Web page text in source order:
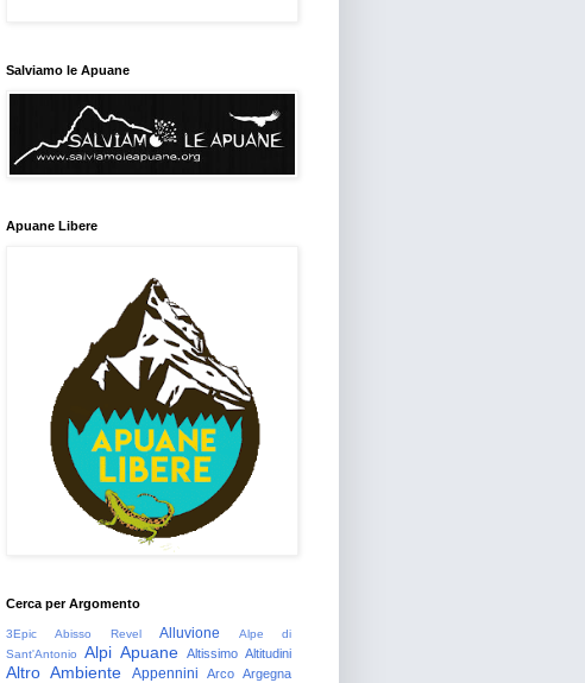
Salviamo le Apuane
Apuane Libere
Cerca per Argomento
3Epic Abisso Revel Alluvione
Alpe di
Sant'Antonio
Alpi Apuane Altissimo Altitudini
Altro Ambiente Appennini Arco Argegna